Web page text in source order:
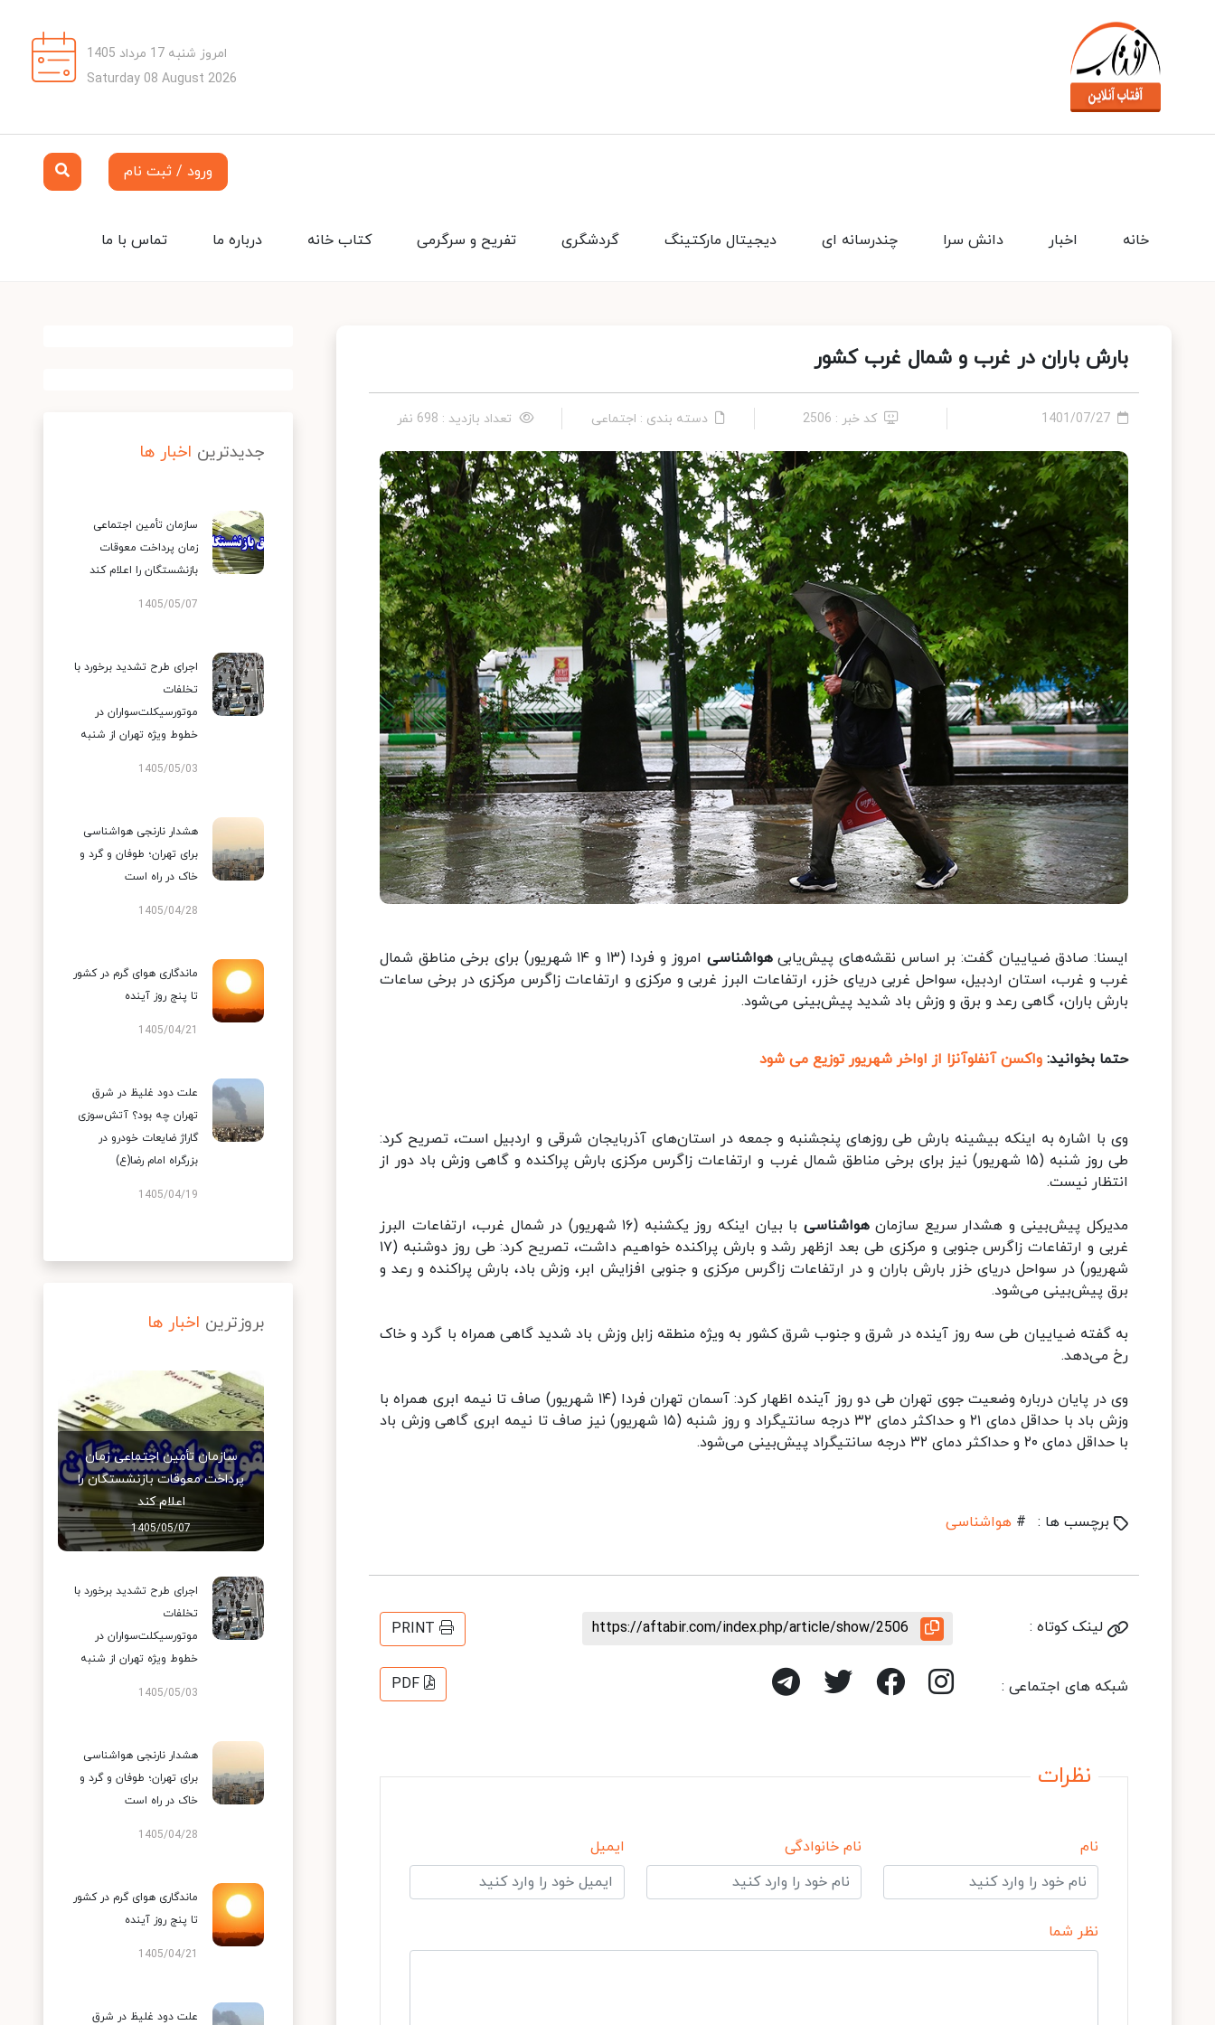
امروز شنبه 17 مرداد 1405
Saturday 08 August 2026
ورود / ثبت نام
تماس با ما درباره ما کتاب خانه تفریح و سرگرمی گردشگری دیجیتال مارکتینگ چندرسانه ای دانش سرا اخبار خانه
بارش باران در غرب و شمال غرب کشور
1401/07/27 کد خبر : 2506 دسته بندی : اجتماعی تعداد بازدید : 698 نفر
ایسنا: صادق ضیاییان گفت: بر اساس نقشه‌های پیش‌یابیهواشناسی
امروز و فردا (۱۳ و ۱۴ شهریور) برای برخی مناطق شمال
غرب و غرب، استان اردبیل، سواحل غربی دریای خزر، ارتفاعات البرز غربی و مرکزی و ارتفاعات زاگرس مرکزی در برخی ساعات
بارش باران، گاهی رعد و برق و وزش باد شدید پیش‌بینی می‌شود.
حتما بخوانید: واکسن آنفلوآنزا از اواخر شهریور توزیع می شود
وی با اشاره به اینکه بیشینه بارش طی روزهای پنجشنبه و جمعه در استان‌های آذربایجان شرقی و اردبیل است، تصریح کرد:
طی روز شنبه (۱۵ شهریور) نیز برای برخی مناطق شمال غرب و ارتفاعات زاگرس مرکزی بارش پراکنده و گاهی وزش باد دور از
انتظار نیست.
مدیرکل پیش‌بینی و هشدار سریع سازمانهواشناسی
با بیان اینکه روز یکشنبه (۱۶ شهریور) در شمال غرب، ارتفاعات البرز
غربی و ارتفاعات زاگرس جنوبی و مرکزی طی بعد ازظهر رشد و بارش پراکنده خواهیم داشت، تصریح کرد: طی روز دوشنبه (۱۷
شهریور) در سواحل دریای خزر بارش باران و در ارتفاعات زاگرس مرکزی و جنوبی افزایش ابر، وزش باد، بارش پراکنده و رعد و
برق پیش‌بینی می‌شود.
به گفته ضیاییان طی سه روز آینده در شرق و جنوب شرق کشور به ویژه منطقه زابل وزش باد شدید گاهی همراه با گرد و خاک
رخ می‌دهد.
وی در پایان درباره وضعیت جوی تهران طی دو روز آینده اظهار کرد: آسمان تهران فردا (۱۴ شهریور) صاف تا نیمه ابری همراه با
وزش باد با حداقل دمای ۲۱ و حداکثر دمای ۳۲ درجه سانتیگراد و روز شنبه (۱۵ شهریور) نیز صاف تا نیمه ابری گاهی وزش باد
با حداقل دمای ۲۰ و حداکثر دمای ۳۲ درجه سانتیگراد پیش‌بینی می‌شود.
برچسب ها : # هواشناسی
لینک کوتاه : https://aftabir.com/index.php/article/show/2506
PRINT
شبکه های اجتماعی : PDF
نظرات
نام نام خانوادگی ایمیل
نظر شما
جدیدترین اخبار ها
سازمان تأمین اجتماعی
زمان پرداخت معوقات
بازنشستگان را اعلام کند
1405/05/07
اجرای طرح تشدید برخورد با
تخلفات
موتورسیکلت‌سواران در
خطوط ویژه تهران از شنبه
1405/05/03
هشدار نارنجی هواشناسی
برای تهران؛ طوفان و گرد و
خاک در راه است
1405/04/28
ماندگاری هوای گرم در کشور
تا پنج روز آینده
1405/04/21
علت دود غلیظ در شرق
تهران چه بود؟ آتش‌سوزی
گاراژ ضایعات خودرو در
بزرگراه امام رضا(ع)
1405/04/19
بروزترین اخبار ها
سازمان تأمین اجتماعی زمان
پرداخت معوقات بازنشستگان را
اعلام کند
1405/05/07
اجرای طرح تشدید برخورد با
تخلفات
موتورسیکلت‌سواران در
خطوط ویژه تهران از شنبه
1405/05/03
هشدار نارنجی هواشناسی
برای تهران؛ طوفان و گرد و
خاک در راه است
1405/04/28
ماندگاری هوای گرم در کشور
تا پنج روز آینده
1405/04/21
علت دود غلیظ در شرق